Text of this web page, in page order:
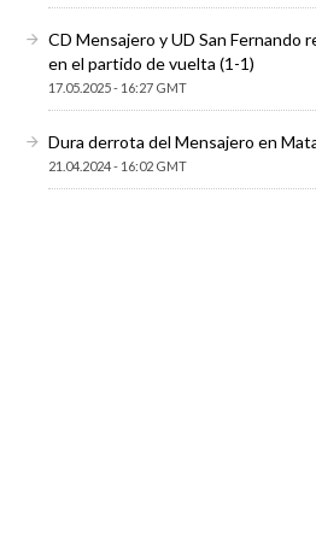
CD Mensajero y UD San Fernando
en el partido de vuelta (1-1)
17.05.2025 - 16:27 GMT
Dura derrota del Mensajero en
21.04.2024 - 16:02 GMT